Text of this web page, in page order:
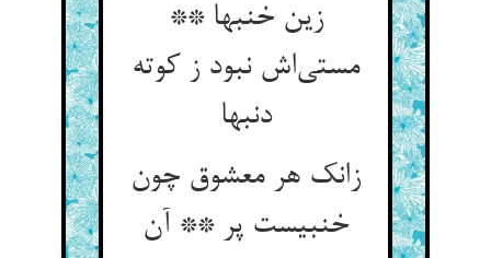
زین خنبها **
مستی‌اش نبود ز کوته
دنبها
زانک هر معشوق چون
خنبیست پر ** آن